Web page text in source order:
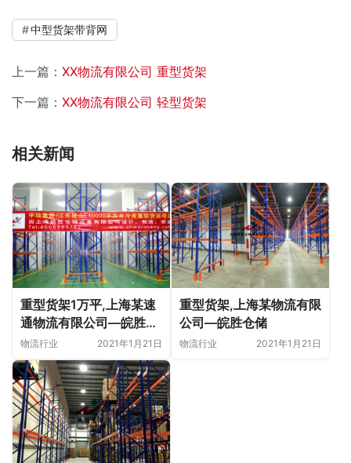
中型货架带背网
上一篇： XX物流有限公司 重型货架
下一篇： XX物流有限公司 轻型货架
相关新闻
重型货架1万平,上海某速
通物流有限公司—皖胜仓
储
物流行业 2021年1月21日
重型货架,上海某物流有限
公司—皖胜仓储
物流行业 2021年1月21日